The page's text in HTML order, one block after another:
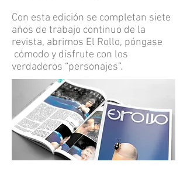
Con esta edición se completan siete
años de trabajo continuo de la
revista, abrimos El Rollo, póngase
cómodo y disfrute con los
verdaderos “personajes”.